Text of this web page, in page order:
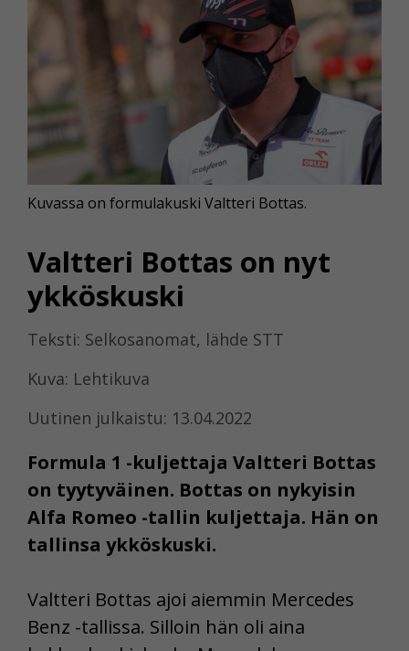
Valtteri Bottas on nyt
ykköskuski
Teksti: Selkosanomat, lähde STT
Kuva: Lehtikuva
Uutinen julkaistu: 13.04.2022
Formula 1 -kuljettaja Valtteri Bottas
on tyytyväinen. Bottas on nykyisin
Alfa Romeo -tallin kuljettaja. Hän on
tallinsa ykköskuski.
Kuvassa on formulakuski Valtteri Bottas.
Valtteri Bottas ajoi aiemmin Mercedes
Benz -tallissa. Silloin hän oli aina